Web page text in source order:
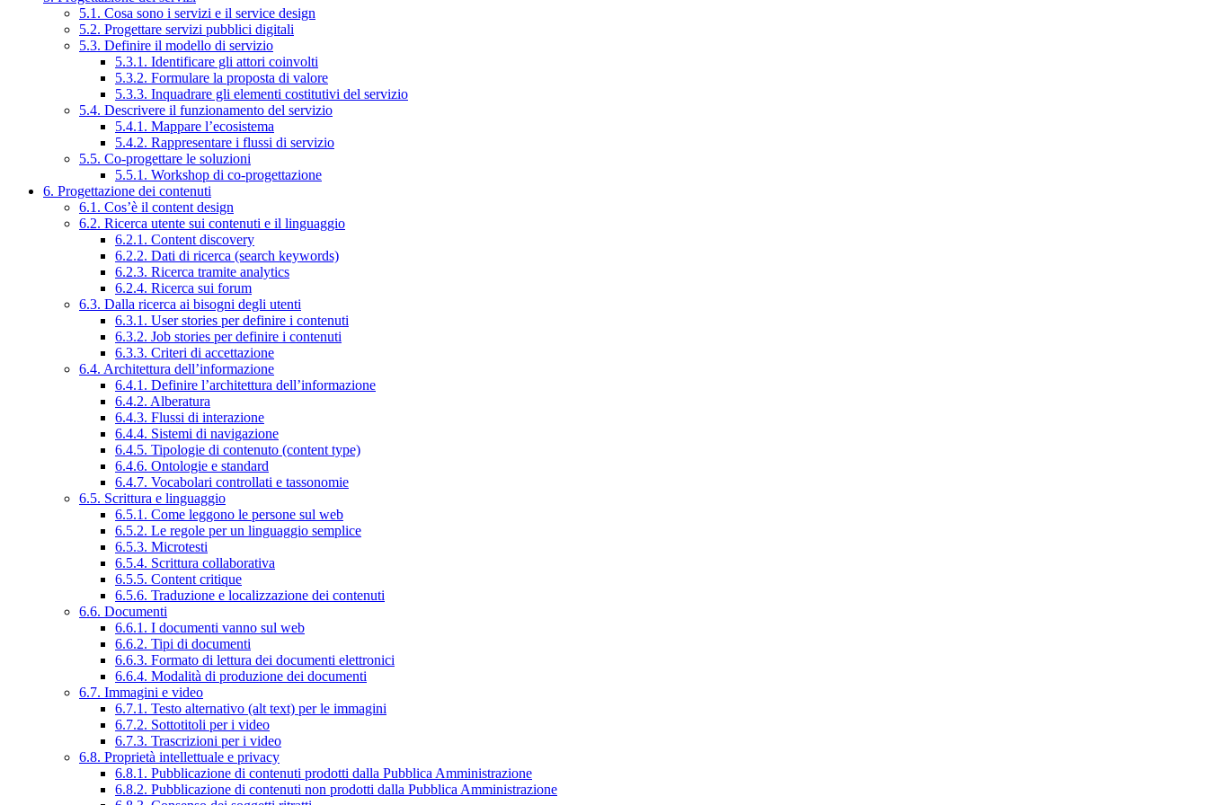
5.1. Cosa sono i servizi e il service design
5.2. Progettare servizi pubblici digitali
5.3. Definire il modello di servizio
5.3.1. Identificare gli attori coinvolti
5.3.2. Formulare la proposta di valore
5.3.3. Inquadrare gli elementi costitutivi del servizio
5.4. Descrivere il funzionamento del servizio
5.4.1. Mappare l’ecosistema
5.4.2. Rappresentare i flussi di servizio
5.5. Co-progettare le soluzioni
5.5.1. Workshop di co-progettazione
6. Progettazione dei contenuti
6.1. Cos’è il content design
6.2. Ricerca utente sui contenuti e il linguaggio
6.2.1. Content discovery
6.2.2. Dati di ricerca (search keywords)
6.2.3. Ricerca tramite analytics
6.2.4. Ricerca sui forum
6.3. Dalla ricerca ai bisogni degli utenti
6.3.1. User stories per definire i contenuti
6.3.2. Job stories per definire i contenuti
6.3.3. Criteri di accettazione
6.4. Architettura dell’informazione
6.4.1. Definire l’architettura dell’informazione
6.4.2. Alberatura
6.4.3. Flussi di interazione
6.4.4. Sistemi di navigazione
6.4.5. Tipologie di contenuto (content type)
6.4.6. Ontologie e standard
6.4.7. Vocabolari controllati e tassonomie
6.5. Scrittura e linguaggio
6.5.1. Come leggono le persone sul web
6.5.2. Le regole per un linguaggio semplice
6.5.3. Microtesti
6.5.4. Scrittura collaborativa
6.5.5. Content critique
6.5.6. Traduzione e localizzazione dei contenuti
6.6. Documenti
6.6.1. I documenti vanno sul web
6.6.2. Tipi di documenti
6.6.3. Formato di lettura dei documenti elettronici
6.6.4. Modalità di produzione dei documenti
6.7. Immagini e video
6.7.1. Testo alternativo (alt text) per le immagini
6.7.2. Sottotitoli per i video
6.7.3. Trascrizioni per i video
6.8. Proprietà intellettuale e privacy
6.8.1. Pubblicazione di contenuti prodotti dalla Pubblica Amministrazione
6.8.2. Pubblicazione di contenuti non prodotti dalla Pubblica Amministrazione